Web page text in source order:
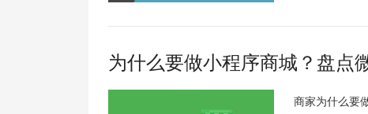
为什么要做小程序商城？盘点
商家为什么要